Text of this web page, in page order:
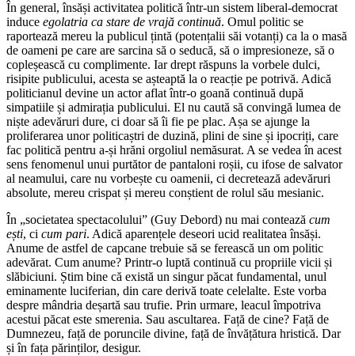
În general, însăși activitatea politică într-un sistem liberal-democrat
induce egolatria ca stare de vrajă continuă. Omul politic se
raportează mereu la publicul țintă (potențalii săi votanți) ca la o masă
de oameni pe care are sarcina să o seducă, să o impresioneze, să o
copleșească cu complimente. Iar drept răspuns la vorbele dulci,
risipite publicului, acesta se așteaptă la o reacție pe potrivă. Adică
politicianul devine un actor aflat într-o goană continuă după
simpatiile și admirația publicului. El nu caută să convingă lumea de
niște adevăruri dure, ci doar să îi fie pe plac. Așa se ajunge la
proliferarea unor politicaștri de duzină, plini de sine și ipocriți, care
fac politică pentru a-și hrăni orgoliul nemăsurat. A se vedea în acest
sens fenomenul unui purtător de pantaloni roșii, cu ifose de salvator
al neamului, care nu vorbește cu oamenii, ci decretează adevăruri
absolute, mereu crispat și mereu conștient de rolul său mesianic.
În „societatea spectacolului” (Guy Debord) nu mai contează cum
ești, ci cum pari. Adică aparențele deseori ucid realitatea însăși.
Anume de astfel de capcane trebuie să se ferească un om politic
adevărat. Cum anume? Printr-o luptă continuă cu propriile vicii și
slăbiciuni. Știm bine că există un singur păcat fundamental, unul
eminamente luciferian, din care derivă toate celelalte. Este vorba
despre mândria deșartă sau trufie. Prin urmare, leacul împotriva
acestui păcat este smerenia. Sau ascultarea. Față de cine? Față de
Dumnezeu, față de poruncile divine, față de învățătura hristică. Dar
și în fața părinților, desigur.